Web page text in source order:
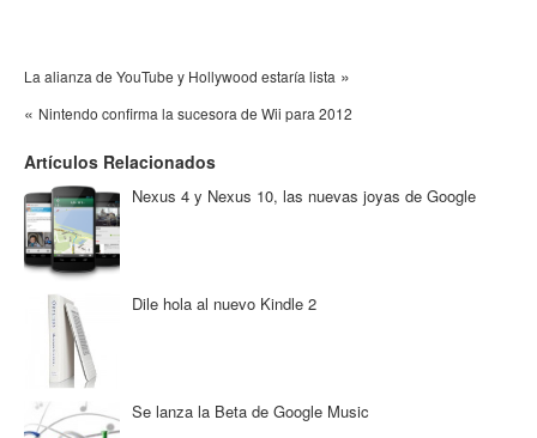
La alianza de YouTube y Hollywood estaría lista »
« Nintendo confirma la sucesora de Wii para 2012
Artículos Relacionados
Nexus 4 y Nexus 10, las nuevas joyas de Google
Dile hola al nuevo Kindle 2
Se lanza la Beta de Google Music